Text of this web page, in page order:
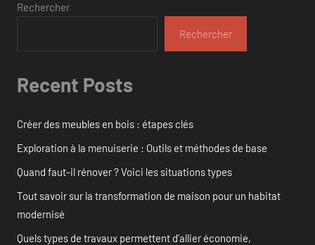
Rechercher
Rechercher
Recent Posts
Créer des meubles en bois : étapes clés
Exploration à la menuiserie : Outils et méthodes de base
Quand faut-il rénover ? Voici les situations types
Tout savoir sur la transformation de maison pour un habitat
modernisé
Quels types de travaux permettent d’allier économie,